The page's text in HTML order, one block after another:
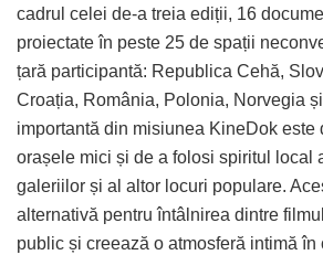
cadrul celei de-a treia ediții, 16
proiectate în peste 25 de spații
țară participantă: Republica Cehă,
Croația, România, Polonia, Norvegia
importantă din misiunea KineDok este
orașele mici și de a folosi spiritul local
galeriilor și al altor locuri populare.
alternativă pentru întâlnirea dintre
public și creează o atmosferă intimă în